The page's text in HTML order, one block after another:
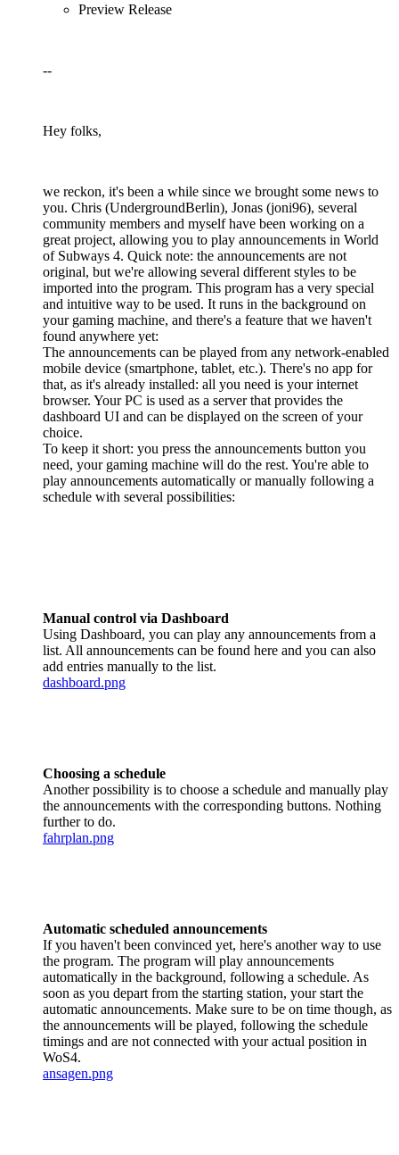
Preview Release
--
Hey folks,
we reckon, it's been a while since we brought some news to
you. Chris (UndergroundBerlin), Jonas (joni96), several
community members and myself have been working on a
great project, allowing you to play announcements in World
of Subways 4. Quick note: the announcements are not
original, but we're allowing several different styles to be
imported into the program. This program has a very special
and intuitive way to be used. It runs in the background on
your gaming machine, and there's a feature that we haven't
found anywhere yet:
The announcements can be played from any network-enabled
mobile device (smartphone, tablet, etc.). There's no app for
that, as it's already installed: all you need is your internet
browser. Your PC is used as a server that provides the
dashboard UI and can be displayed on the screen of your
choice.
To keep it short: you press the announcements button you
need, your gaming machine will do the rest. You're able to
play announcements automatically or manually following a
schedule with several possibilities:
Manual control via Dashboard
Using Dashboard, you can play any announcements from a
list. All announcements can be found here and you can also
add entries manually to the list.
dashboard.png
Choosing a schedule
Another possibility is to choose a schedule and manually play
the announcements with the corresponding buttons. Nothing
further to do.
fahrplan.png
Automatic scheduled announcements
If you haven't been convinced yet, here's another way to use
the program. The program will play announcements
automatically in the background, following a schedule. As
soon as you depart from the starting station, your start the
automatic announcements. Make sure to be on time though, as
the announcements will be played, following the schedule
timings and are not connected with your actual position in
WoS4.
ansagen.png